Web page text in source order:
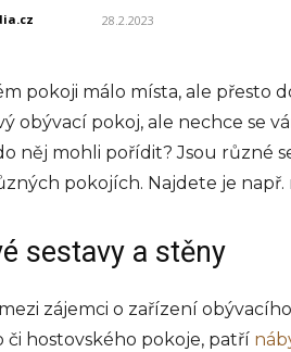
28.2.2023
pokoji málo místa, ale přesto
obývací pokoj, ale nechce se
něj mohli pořídit? Jsou různé
pokojích. Najdete je např.
sestavy a stěny
zájemci o zařízení
hostovského pokoje, patří